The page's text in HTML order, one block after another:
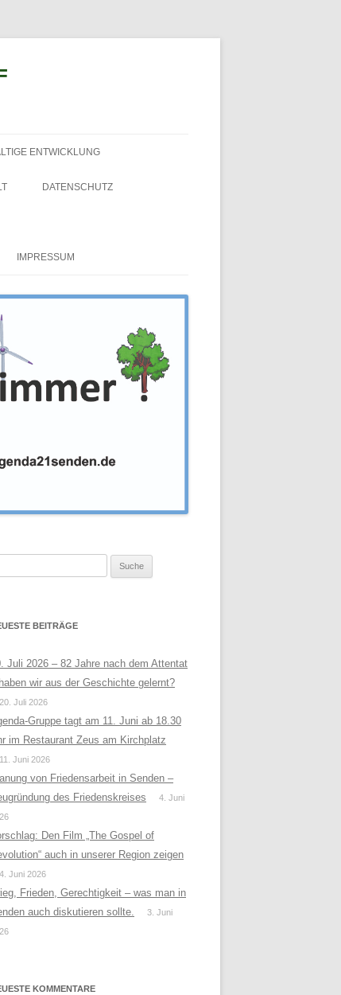
ENTWICKLUNG
DATENSCHUTZ
IMPRESSUM
BEITRÄGE
Juli 2026 – 82 Jahre nach dem Attentat
wir aus der Geschichte gelernt?
20. Juli 2026
Gruppe tagt am 11. Juni ab 18.30
im Restaurant Zeus am Kirchplatz
11. Juni 2026
von Friedensarbeit in Senden –
des Friedenskreises
4. Juni
Den Film „The Gospel of
auch in unserer Region zeigen
4. Juni 2026
Frieden, Gerechtigkeit – was man in
auch diskutieren sollte.
3. Juni
KOMMENTARE